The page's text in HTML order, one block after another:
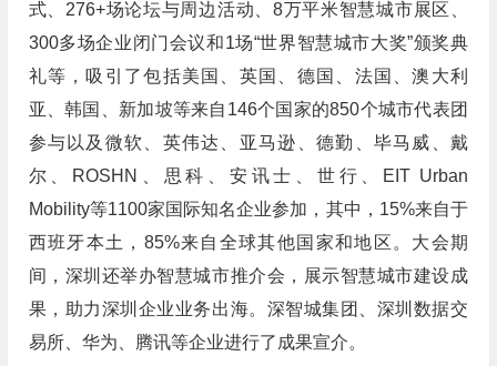
式、276+场论坛与周边活动、8万平米智慧城市展区、
300多场企业闭门会议和1场“世界智慧城市大奖”颁奖典
礼等，吸引了包括美国、英国、德国、法国、澳大利
亚、韩国、新加坡等来自146个国家的850个城市代表团
参与以及微软、英伟达、亚马逊、德勤、毕马威、戴
尔、ROSHN、思科、安讯士、世行、EIT Urban
Mobility等1100家国际知名企业参加，其中，15%来自于
西班牙本土，85%来自全球其他国家和地区。大会期
间，深圳还举办智慧城市推介会，展示智慧城市建设成
果，助力深圳企业业务出海。深智城集团、深圳数据交
易所、华为、腾讯等企业进行了成果宣介。